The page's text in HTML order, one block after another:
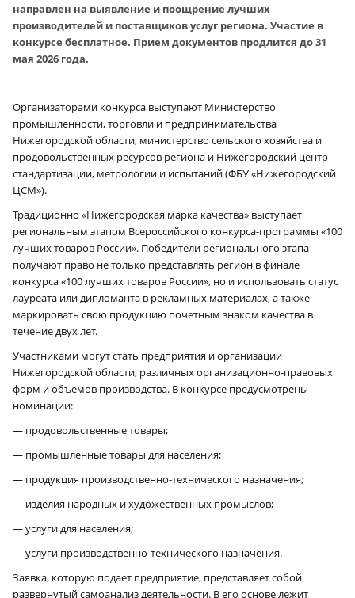
направлен на выявление и поощрение лучших
производителей и поставщиков услуг региона. Участие в
конкурсе бесплатное. Прием документов продлится до 31
мая 2026 года.
Организаторами конкурса выступают Министерство
промышленности, торговли и предпринимательства
Нижегородской области, министерство сельского хозяйства и
продовольственных ресурсов региона и Нижегородский центр
стандартизации, метрологии и испытаний (ФБУ «Нижегородский
ЦСМ»).
Традиционно «Нижегородская марка качества» выступает
региональным этапом Всероссийского конкурса-программы «100
лучших товаров России». Победители регионального этапа
получают право не только представлять регион в финале
конкурса «100 лучших товаров России», но и использовать статус
лауреата или дипломанта в рекламных материалах, а также
маркировать свою продукцию почетным знаком качества в
течение двух лет.
Участниками могут стать предприятия и организации
Нижегородской области, различных организационно-правовых
форм и объемов производства. В конкурсе предусмотрены
номинации:
— продовольственные товары;
— промышленные товары для населения;
— продукция производственно-технического назначения;
— изделия народных и художественных промыслов;
— услуги для населения;
— услуги производственно-технического назначения.
Заявка, которую подает предприятие, представляет собой
развернутый самоанализ деятельности. В его основе лежит